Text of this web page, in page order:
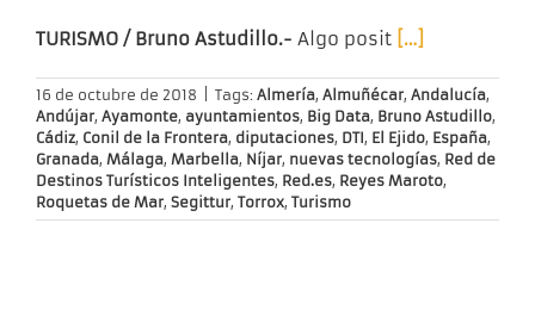
TURISMO / Bruno Astudillo.- Algo posit […]
16 de octubre de 2018 Tags: Almería, Almuñécar, Andalucía,
Andújar, Ayamonte, ayuntamientos, Big Data, Bruno Astudillo,
Cádiz, Conil de la Frontera, diputaciones, DTI, El Ejido, España,
Granada, Málaga, Marbella, Níjar, nuevas tecnologías, Red de
Destinos Turísticos Inteligentes, Red.es, Reyes Maroto,
Roquetas de Mar, Segittur, Torrox, Turismo